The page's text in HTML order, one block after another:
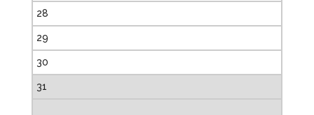
28
29
30
31